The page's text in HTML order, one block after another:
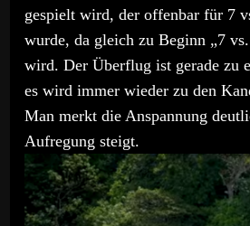
gespielt wird, der offenbar für 7
wurde, da gleich zu Beginn „7
wird. Der Überflug ist gerade zu
es wird immer wieder zu den
Man merkt die Anspannung
Aufregung steigt.